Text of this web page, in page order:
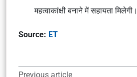
महत्वाकांक्षी बनाने में सहायता मिलेगी।
Source: ET
Previous article